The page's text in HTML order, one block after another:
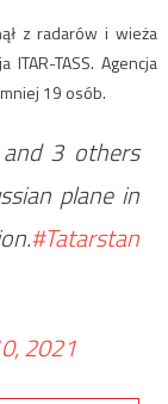
z radarów i wieża
ITAR-TASS. Agencja
19 osób.
3 others
plane in
#Tatarstan
2021